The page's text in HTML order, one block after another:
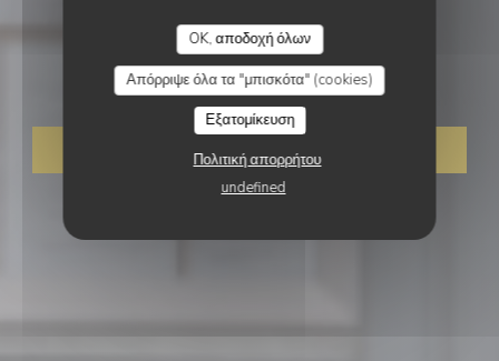
OK, αποδοχή όλων
Απόρριψε όλα τα "μπισκότα" (cookies)
Εξατομίκευση
Πολιτική απορρήτου
undefined
• TOURS
Le Baccara
ΚΆΝΤΕ ΚΡΆΤΗΣΗ ΤΡΑΠΕΖΙΟΎ